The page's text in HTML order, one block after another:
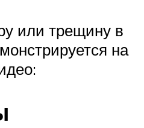
или трещину в
на